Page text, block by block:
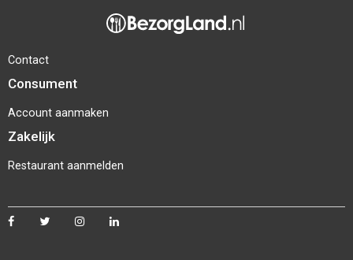
Contact
Consument
Account aanmaken
Zakelijk
Restaurant aanmelden